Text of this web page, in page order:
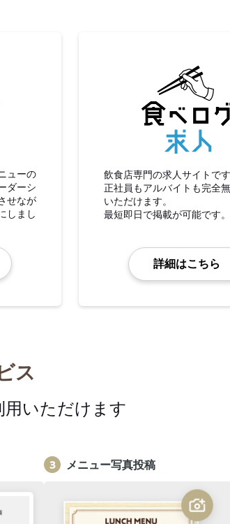
ューの
ダーシ
せなが
しまし
飲食店専門の求人サイトです
正社員もアルバイトも完全
いただけます。
最短即日で掲載が可能です。
詳細はこちら
ス
いただけます
メニュー写真投稿